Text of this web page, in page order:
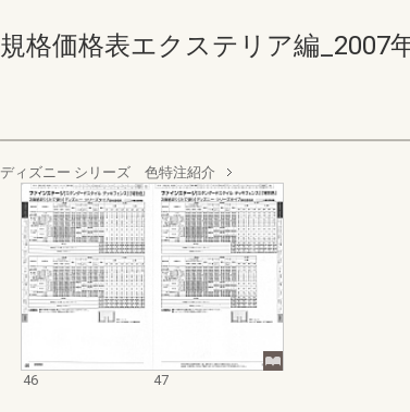
規格価格表エクステリア編_2007
ディズニー シリーズ 色特注紹介
46 47